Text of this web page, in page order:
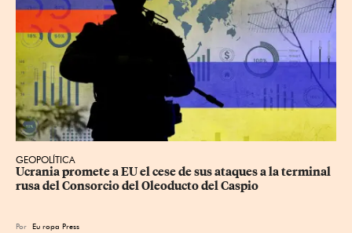
GEOPOLÍTICA
Ucrania promete a EU el cese de sus ataques a la terminal
rusa del Consorcio del Oleoducto del Caspio
Por Eu ropa Press